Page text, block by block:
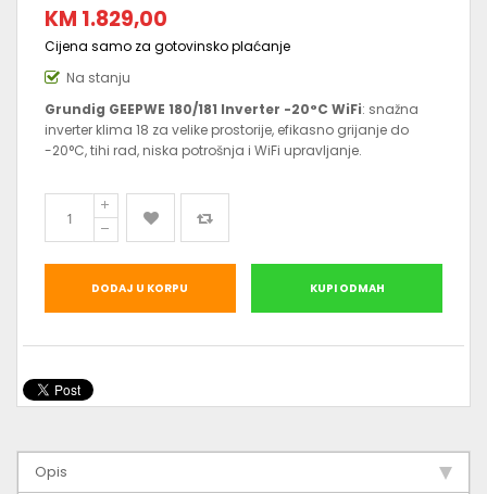
KM 1.829,00
Cijena samo za gotovinsko plaćanje
Na stanju
Grundig GEEPWE 180/181 Inverter -20°C WiFi: snažna
inverter klima 18 za velike prostorije, efikasno grijanje do
-20°C, tihi rad, niska potrošnja i WiFi upravljanje.
DODAJ U KORPU KUPI ODMAH
Opis